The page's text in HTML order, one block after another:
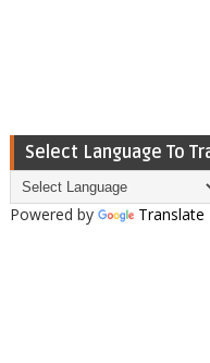
Select Language To
Powered by Translate